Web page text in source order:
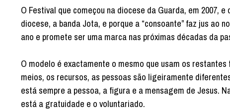
O Festival que começou na diocese da Guarda, em 2007,
diocese, a banda Jota, e porque a “consoante” faz jus ao
ano e promete ser uma marca nas próximas décadas da
O modelo é exactamente o mesmo que usam os
meios, os recursos, as pessoas são ligeiramente
está sempre a pessoa, a figura e a mensagem de Jesus.
está a gratuidade e o voluntariado.